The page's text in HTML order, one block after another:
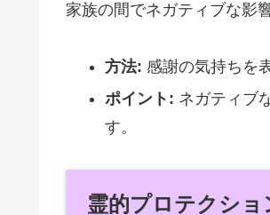
家族の間でネガティブな影
方法: 感謝の気持ちを
ポイント: ネガティブ
す。
霊的プロテクシ